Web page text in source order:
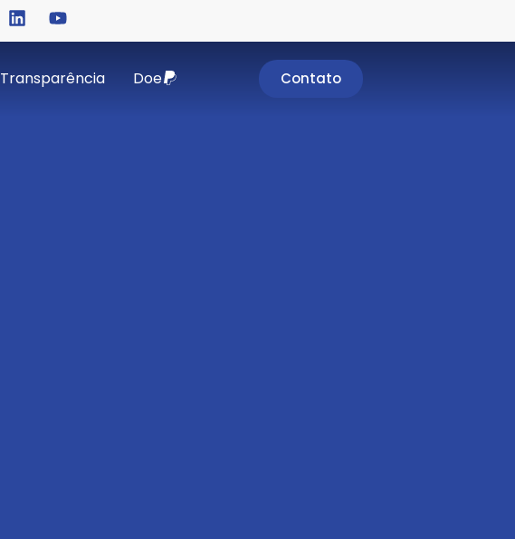
Transparência Doe Contato